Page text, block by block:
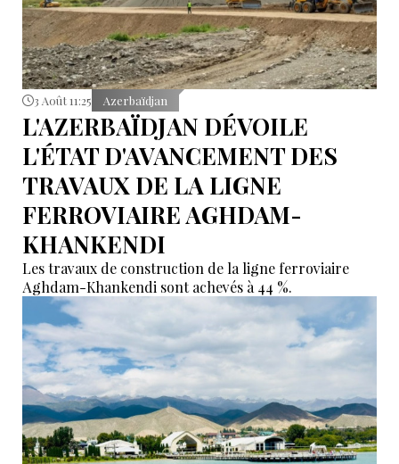
3 Août 11:25 Azerbaïdjan
L'AZERBAÏDJAN DÉVOILE
L'ÉTAT D'AVANCEMENT DES
TRAVAUX DE LA LIGNE
FERROVIAIRE AGHDAM-
KHANKENDI
Les travaux de construction de la ligne ferroviaire
Aghdam-Khankendi sont achevés à 44 %.